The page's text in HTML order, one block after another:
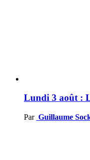
Lundi 3 août :
Par Guillaume